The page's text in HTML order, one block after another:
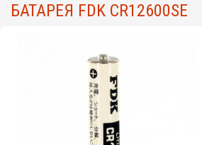
БАТАРЕЯ FDK CR12600SE